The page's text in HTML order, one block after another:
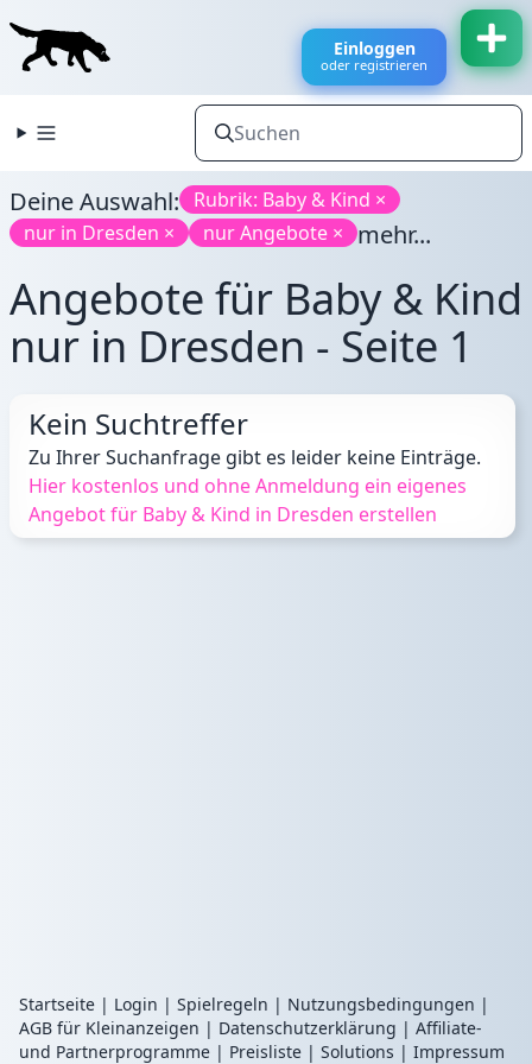
Einloggen
oder registrieren
Deine Auswahl:
Rubrik: Baby & Kind ×
nur in Dresden ×
nur Angebote × mehr...
Angebote für Baby & Kind
nur in Dresden - Seite 1
Kein Suchtreffer
Zu Ihrer Suchanfrage gibt es leider keine Einträge.
Hier kostenlos und ohne Anmeldung ein eigenes
Angebot für Baby & Kind in Dresden erstellen
Startseite | Login | Spielregeln | Nutzungsbedingungen |
AGB für Kleinanzeigen | Datenschutzerklärung | Affiliate-
und Partnerprogramme | Preisliste | Solutions | Impressum